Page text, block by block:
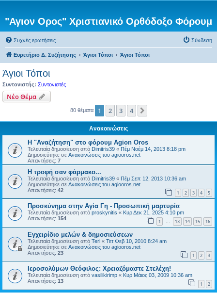
"Αγιον Ορος" Χριστιανικό Ορθόδοξο Φόρουμ
Συχνές ερωτήσεις Σύνδεση
Ευρετήριο Δ. Συζήτησης Άγιοι Τόποι Άγιοι Τόποι
Άγιοι Τόποι
Συντονιστής: Συντονιστές
Νέο Θέμα
80 θέματα 1 2 3 4
Ανακοινώσεις
Η "Αναζήτηση" στο φόρουμ Agion Oros
Τελευταία δημοσίευση από Dimitris39 « Πέμ Νοέμ 14, 2013 8:18 pm
Δημοσιεύτηκε σε Ανακοινώσεις του agiooros.net
Απαντήσεις: 7
H τροφή σαν φάρμακο...
Τελευταία δημοσίευση από Dimitris39 « Πέμ Σεπ 12, 2013 10:36 am
Δημοσιεύτηκε σε Ανακοινώσεις του agiooros.net
Απαντήσεις: 42 1 2 3 4 5
Προσκύνημα στην Αγία Γη - Προσωπική μαρτυρία
Τελευταία δημοσίευση από proskynitis « Κυρ Δεκ 21, 2025 4:10 pm
Απαντήσεις: 154 1 … 13 14 15 16
Εγχειρίδιο μελών & δημοσιεύσεων
Τελευταία δημοσίευση από Teri « Τετ Φεβ 10, 2010 8:24 am
Δημοσιεύτηκε σε Ανακοινώσεις του agiooros.net
Απαντήσεις: 23 1 2 3
Ιεροσολύμων Θεόφιλος: Χρειαζόμαστε Στελέχη!
Τελευταία δημοσίευση από vasilikirimp « Κυρ Μάιος 03, 2009 10:36 am
Απαντήσεις: 13 1 2